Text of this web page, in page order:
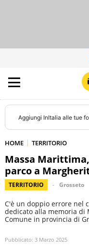
Aggiungi InItalia alle tue
HOME TERRITORIO
Massa
parco a
TERRITORIO Grosseto
C'è un doppio errore nel
dedicato alla memoria di
Comune in provincia di
Pubblicato: 3 Marzo 2025